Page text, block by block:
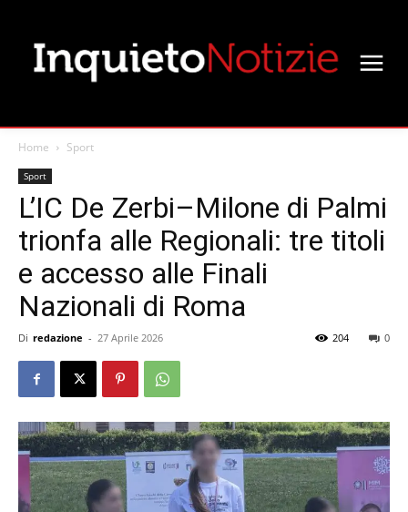
Home Sport
Sport
L’IC De Zerbi–Milone di Palmi
trionfa alle Regionali: tre titoli
e accesso alle Finali
Nazionali di Roma
Di redazione - 27 Aprile 2026 0
204